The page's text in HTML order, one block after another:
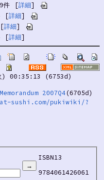
件 [詳細]
[詳細]
[詳細]
[詳細]
00:35:13 (6753d)
2007Q4(6705d)
sushi.com/pukiwiki/?
ISBN13
9784061426061